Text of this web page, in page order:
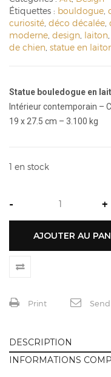
Étiquettes : bouldogue
curiosité déco décalée
moderne design laiton
de chien statue en
Statue bouledogue en
Intérieur contemporain –
19 x 27.5 cm – 3.100 kg
1 en stock
- +
AJOUTER AU
Print
DESCRIPTION
INFORMATIONS